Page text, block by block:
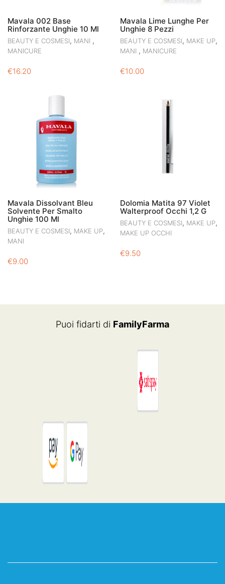
Mavala 002 Base
Rinforzante Unghie 10 Ml
BEAUTY E COSMESI, MANI ,
MANICURE
€16.20
Mavala Lime Lunghe Per
Unghie 8 Pezzi
BEAUTY E COSMESI, MAKE UP,
MANI , MANICURE
€10.00
Mavala Dissolvant Bleu
Solvente Per Smalto
Unghie 100 Ml
BEAUTY E COSMESI, MAKE UP,
MANI
€9.00
Dolomia Matita 97 Violet
Walterproof Occhi 1,2 G
BEAUTY E COSMESI, MAKE UP,
MAKE UP OCCHI
€9.50
Puoi fidarti di FamilyFarma